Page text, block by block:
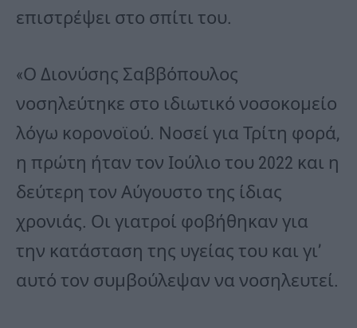
επιστρέψει στο σπίτι του.
«Ο Διονύσης Σαββόπουλος
νοσηλεύτηκε στο ιδιωτικό νοσοκομείο
λόγω κορονοϊού. Νοσεί για Τρίτη φορά,
η πρώτη ήταν τον Ιούλιο του 2022 και η
δεύτερη τον Αύγουστο της ίδιας
χρονιάς. Οι γιατροί φοβήθηκαν για
την κατάσταση της υγείας του και γι’
αυτό τον συμβούλεψαν να νοσηλευτεί.